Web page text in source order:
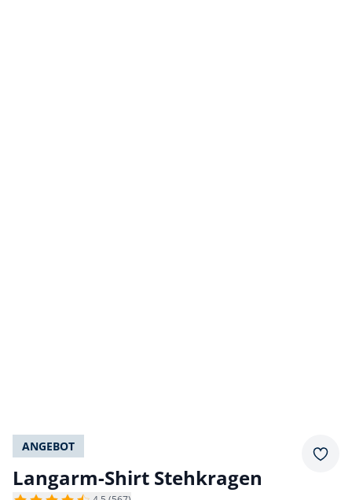
ANGEBOT
Langarm-Shirt Stehkragen